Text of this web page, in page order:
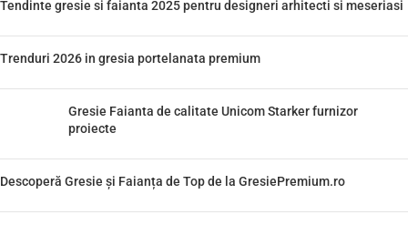
Tendinte gresie si faianta 2025 pentru designeri arhitecti si meseriasi
Trenduri 2026 in gresia portelanata premium
Gresie Faianta de calitate Unicom Starker furnizor
proiecte
Descoperă Gresie și Faianța de Top de la GresiePremium.ro